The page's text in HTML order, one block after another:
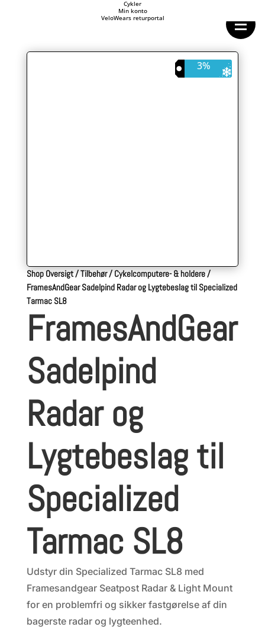
Geargrupper
Cykler
Min konto
VeloWears returportal
3%
Shop Oversigt/Tilbehør/Cykelcomputere- & holdere/
FramesAndGear Sadelpind Radar og Lygtebeslag til Specialized
Tarmac SL8
FramesAndGear
Sadelpind
Radar og
Lygtebeslag til
Specialized
Tarmac SL8
Udstyr din Specialized Tarmac SL8 med
Framesandgear Seatpost Radar & Light Mount
for en problemfri og sikker fastgørelse af din
bagerste radar og lygteenhed.